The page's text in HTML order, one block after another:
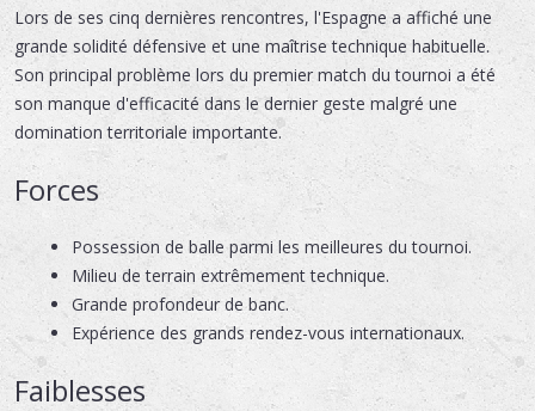
Lors de ses cinq dernières rencontres, l'Espagne a affiché une
grande solidité défensive et une maîtrise technique habituelle.
Son principal problème lors du premier match du tournoi a été
son manque d'efficacité dans le dernier geste malgré une
domination territoriale importante.
Forces
Possession de balle parmi les meilleures du tournoi.
Milieu de terrain extrêmement technique.
Grande profondeur de banc.
Expérience des grands rendez-vous internationaux.
Faiblesses